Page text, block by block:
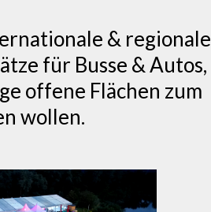
& regionale
für Busse & Autos,
offene Flächen zum
wollen.